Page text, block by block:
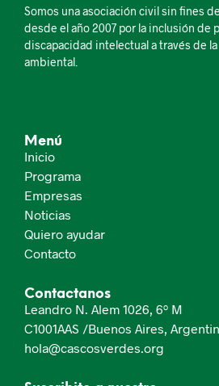
Somos una asociación civil sin fines
desde el año 2007 por la inclusión de
discapacidad intelectual a través de
ambiental.
Menú
Inicio
Programa
Empresas
Noticias
Quiero ayudar
Contacto
Contactanos
Leandro N. Alem 1026, 6º M
C1001AAS /Buenos Aires,
hola@cascosverdes.org